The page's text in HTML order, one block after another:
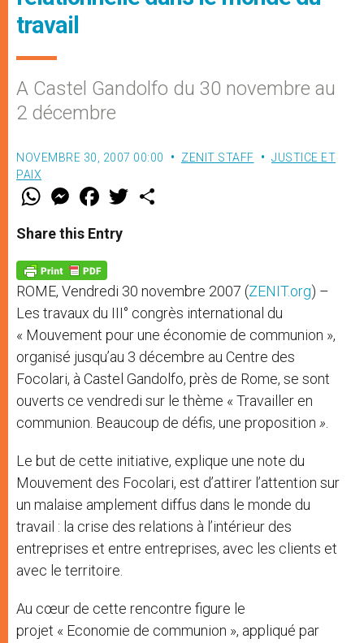
travail
A Castel Gandolfo du 30 novembre au
2 décembre
NOVEMBRE 30, 2007 00:00 ZENIT STAFF
JUSTICE ET
PAIX
W
t
s
p
p
M
e
s
e
g
e
r
F
a
e
b
o
k
w
Share this Entry
ROME, Vendredi 30 novembre 2007 (ZENIT.org) –
Les travaux du III° congrès international du
« Mouvement pour une économie de communion »,
organisé jusqu’au 3 décembre au Centre des
Focolari, à Castel Gandolfo, près de Rome, se sont
ouverts ce vendredi sur le thème « Travailler en
communion. Beaucoup de défis, une proposition »
Le but de cette initiative, explique une note du
Mouvement des Focolari, est d’attirer l’attention sur
un malaise amplement diffus dans le monde du
travail : la crise des relations à l’intérieur des
entreprises et entre entreprises, avec les clients et
avec le territoire.
Au cœur de cette rencontre figure le
projet « Economie de communion », appliqué par